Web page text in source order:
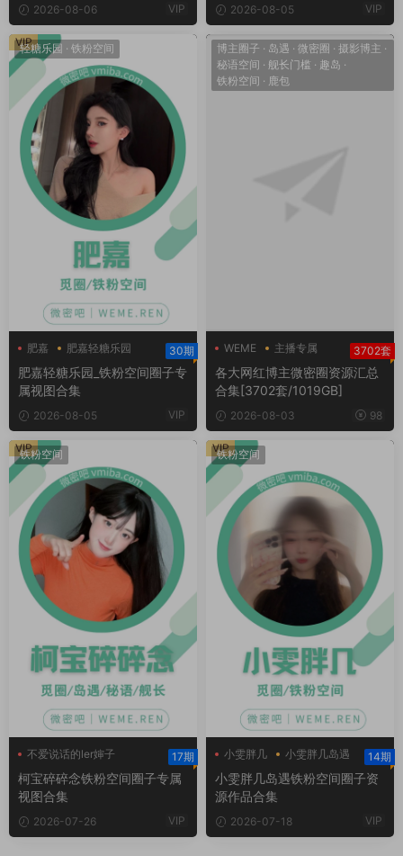
2026-08-06 VIP 2026-08-05 VIP
轻糖乐园 · 铁粉空间
肥嘉
肥嘉轻糖乐园
肥嘉铁粉空间
30期
肥嘉轻糖乐园_铁粉空间圈子专
属视图合集
2026-08-05 VIP
VIP 博主圈子 · 岛遇 · 微密圈 · 摄影博主 ·
秘语空间 · 舰长门槛 · 趣岛 ·
铁粉空间 · 鹿包
WEME
主播专属
主播定制
3702套
各大网红博主微密圈资源汇总
合集[3702套/1019GB]
2026-08-03 98
铁粉空间
不爱说话的ler婶子
柯宝碎碎念
柯宝碎碎念铁粉空间
17期
柯宝碎碎念铁粉空间圈子专属
视图合集
2026-07-26 VIP
VIP 铁粉空间
小雯胖几
小雯胖几岛遇
小雯胖几铁粉空间
14期
小雯胖几岛遇铁粉空间圈子资
源作品合集
2026-07-18 VIP
VIP